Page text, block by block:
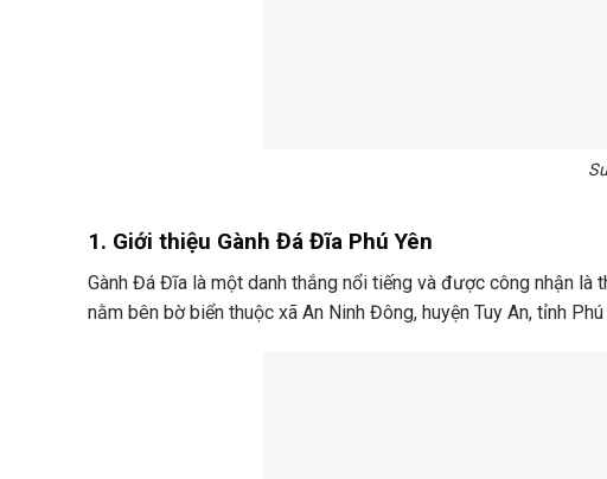
1. Giới thiệu Gành Đá Đĩa Phú Yên
Gành Đá Đĩa là một danh thắng nổi tiếng và được công nhận là
nằm bên bờ biển thuộc xã An Ninh Đông, huyện Tuy An, tỉnh Phú